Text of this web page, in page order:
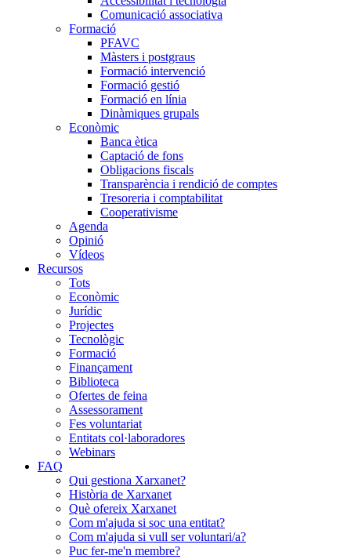
Comunicació associativa
Formació
PFAVC
Màsters i postgraus
Formació intervenció
Formació gestió
Formació en línia
Dinàmiques grupals
Econòmic
Banca ètica
Captació de fons
Obligacions fiscals
Transparència i rendició de comptes
Tresoreria i comptabilitat
Cooperativisme
Agenda
Opinió
Vídeos
Recursos
Tots
Econòmic
Jurídic
Projectes
Tecnològic
Formació
Finançament
Biblioteca
Ofertes de feina
Assessorament
Fes voluntariat
Entitats col·laboradores
Webinars
FAQ
Qui gestiona Xarxanet?
Història de Xarxanet
Què ofereix Xarxanet
Com m'ajuda si soc una entitat?
Com m'ajuda si vull ser voluntari/a?
Puc fer-me'n membre?